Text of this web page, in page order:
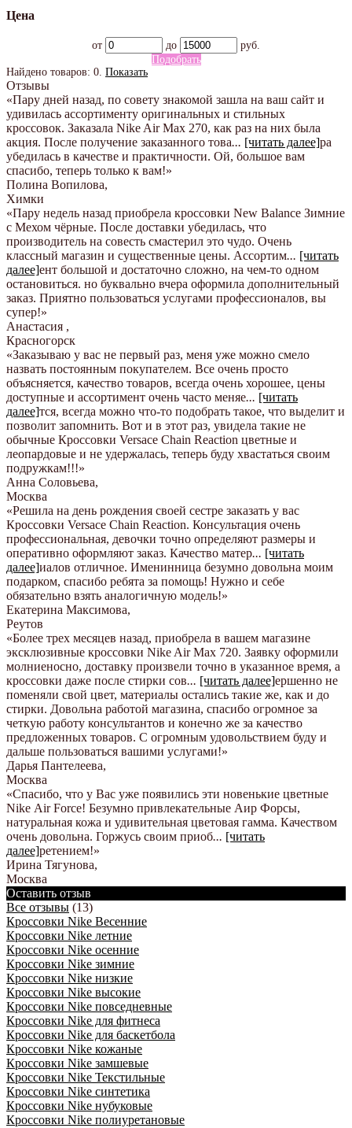
Цена
от до
руб.
Подобрать
Найдено товаров: 0 Показать
Отзывы
«Пару дней назад, по совету знакомой зашла на ваш сайт и
удивилась ассортименту оригинальных и стильных
кроссовок. Заказала Nike Air Max 270, как раз на них была
акция. После получение заказанного това... [читать далее]ра
убедилась в качестве и практичности. Ой, большое вам
спасибо, теперь только к вам!»
Полина Вопилова,
Химки
«Пару недель назад приобрела кроссовки New Balance Зимние
с Мехом чёрные. После доставки убедилась, что
производитель на совесть смастерил это чудо. Очень
классный магазин и существенные цены. Ассортим... [читать
далее]ент большой и достаточно сложно, на чем-то одном
остановиться. но буквально вчера оформила дополнительный
заказ. Приятно пользоваться услугами профессионалов, вы
супер!»
Анастасия ,
Красногорск
«Заказываю у вас не первый раз, меня уже можно смело
назвать постоянным покупателем. Все очень просто
объясняется, качество товаров, всегда очень хорошее, цены
доступные и ассортимент очень часто меняе... [читать
далее]тся, всегда можно что-то подобрать такое, что выделит и
позволит запомнить. Вот и в этот раз, увидела такие не
обычные Кроссовки Versace Chain Reaction цветные и
леопардовые и не удержалась, теперь буду хвастаться своим
подружкам!!!»
Анна Соловьева,
Москва
«Решила на день рождения своей сестре заказать у вас
Кроссовки Versace Chain Reaction. Консультация очень
профессиональная, девочки точно определяют размеры и
оперативно оформляют заказ. Качество матер... [читать
далее]иалов отличное. Именинница безумно довольна моим
подарком, спасибо ребята за помощь! Нужно и себе
обязательно взять аналогичную модель!»
Екатерина Максимова,
Реутов
«Более трех месяцев назад, приобрела в вашем магазине
эксклюзивные кроссовки Nike Air Max 720. Заявку оформили
молниеносно, доставку произвели точно в указанное время, а
кроссовки даже после стирки сов... [читать далее]ершенно не
поменяли свой цвет, материалы остались такие же, как и до
стирки. Довольна работой магазина, спасибо огромное за
четкую работу консультантов и конечно же за качество
предложенных товаров. С огромным удовольствием буду и
дальше пользоваться вашими услугами!»
Дарья Пантелеева,
Москва
«Спасибо, что у Вас уже появились эти новенькие цветные
Nike Аir Force! Безумно привлекательные Аир Форсы,
натуральная кожа и удивительная цветовая гамма. Качеством
очень довольна. Горжусь своим приоб... [читать
далее]ретением!»
Ирина Тягунова,
Москва
Оставить отзыв
Все отзывы (13)
Кроссовки Nike Весенние
Кроссовки Nike летние
Кроссовки Nike осенние
Кроссовки Nike зимние
Кроссовки Nike низкие
Кроссовки Nike высокие
Кроссовки Nike повседневные
Кроссовки Nike для фитнеса
Кроссовки Nike для баскетбола
Кроссовки Nike кожаные
Кроссовки Nike замшевые
Кроссовки Nike Текстильные
Кроссовки Nike синтетика
Кроссовки Nike нубуковые
Кроссовки Nike полиуретановые